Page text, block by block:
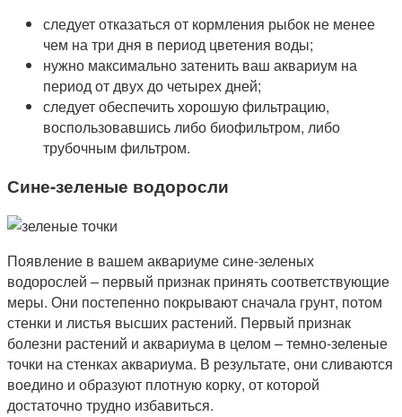
следует отказаться от кормления рыбок не менее
чем на три дня в период цветения воды;
нужно максимально затенить ваш аквариум на
период от двух до четырех дней;
следует обеспечить хорошую фильтрацию,
воспользовавшись либо биофильтром, либо
трубочным фильтром.
Сине-зеленые водоросли
Появление в вашем аквариуме сине-зеленых
водорослей – первый признак принять соответствующие
меры. Они постепенно покрывают сначала грунт, потом
стенки и листья высших растений. Первый признак
болезни растений и аквариума в целом – темно-зеленые
точки на стенках аквариума. В результате, они сливаются
воедино и образуют плотную корку, от которой
достаточно трудно избавиться.